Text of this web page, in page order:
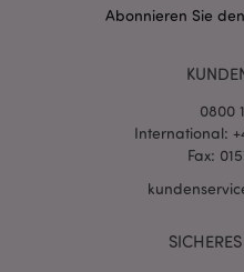
Abonnieren Sie
0800
International:
Fax: